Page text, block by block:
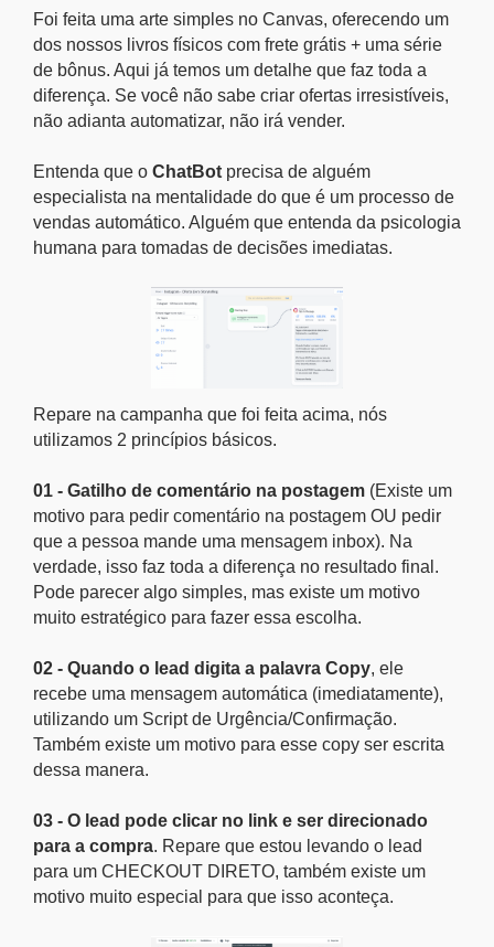
Foi feita uma arte simples no Canvas, oferecendo um
dos nossos livros físicos com frete grátis + uma série
de bônus. Aqui já temos um detalhe que faz toda a
diferença. Se você não sabe criar ofertas irresistíveis,
não adianta automatizar, não irá vender.
Entenda que o ChatBot precisa de alguém
especialista na mentalidade do que é um processo de
vendas automático. Alguém que entenda da psicologia
humana para tomadas de decisões imediatas.
Repare na campanha que foi feita acima, nós
utilizamos 2 princípios básicos.
01 - Gatilho de comentário na postagem (Existe um
motivo para pedir comentário na postagem OU pedir
que a pessoa mande uma mensagem inbox). Na
verdade, isso faz toda a diferença no resultado final.
Pode parecer algo simples, mas existe um motivo
muito estratégico para fazer essa escolha.
02 - Quando o lead digita a palavra Copy, ele
recebe uma mensagem automática (imediatamente),
utilizando um Script de Urgência/Confirmação.
Também existe um motivo para esse copy ser escrita
dessa manera.
03 - O lead pode clicar no link e ser direcionado
para a compra. Repare que estou levando o lead
para um CHECKOUT DIRETO, também existe um
motivo muito especial para que isso aconteça.